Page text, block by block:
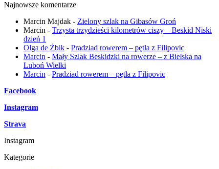
Najnowsze komentarze
Marcin Majdak - Zielony szlak na Gibasów Groń
Marcin - Trzysta trzydzieści kilometrów ciszy – Beskid Niski
dzień 1
Olga de Żbik - Pradziad rowerem – pętla z Filipovic
Marcin - Mały Szlak Beskidzki na rowerze – z Bielska na
Luboń Wielki
Marcin - Pradziad rowerem – pętla z Filipovic
Facebook
Instagram
Strava
Instagram
Kategorie